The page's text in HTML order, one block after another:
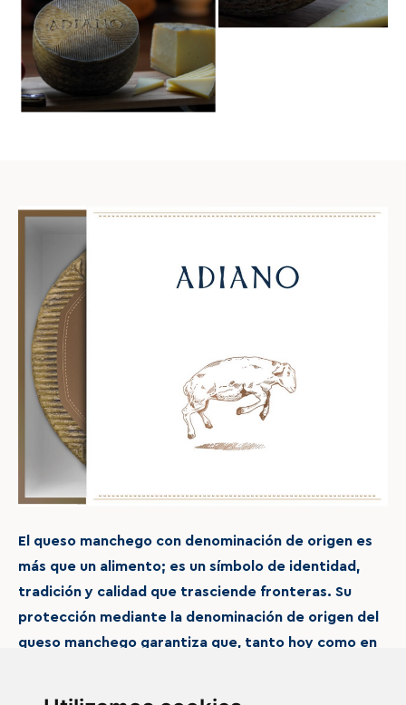
El queso manchego con denominación de origen es
más que un alimento; es un símbolo de identidad,
tradición y calidad que trasciende fronteras. Su
protección mediante la denominación de origen del
queso manchego garantiza que, tanto hoy como en